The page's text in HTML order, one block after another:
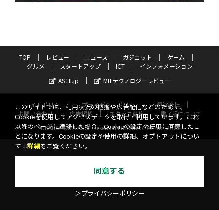
TOP レビュー ニュース ガジェット
ゲーム
グルメ
スタートアップ ICT
インフォメーション
ASCII.jp
MITテクノロジーレビュー
サイトポリシー プライバシーポリシー
運営会社
お問い合わせ
広告掲載 スタッフ募集
電子版について
©KADOKAWA ASCII Research Laboratories, Inc. 2026
このサイトでは、利用状況の把握や広告配信などのために、
Cookieを使用してアクセスデータを取得・利用しています。これ
以降のページに遷移した場合、Cookieの設定や使用に同意したこ
とになります。Cookieの設定や使用の詳細、オプトアウトについ
ては詳細 をご覧ください。
同意する
＞プライバシーポリシー